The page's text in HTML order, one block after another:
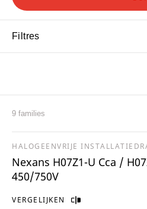
Filtres
9 families
VERGELIJKEN
HALOGEENVRIJE
Nexans H07Z1-U Cca /
450/750V